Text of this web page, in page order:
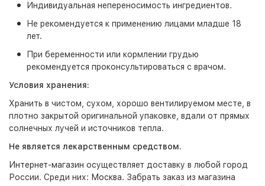
Индивидуальная непереносимость ингредиентов.
Не рекомендуется к применению лицами младше 18
лет.
При беременности или кормлении грудью
рекомендуется проконсультироваться с врачом.
Условия хранения:
Хранить в чистом, сухом, хорошо вентилируемом месте, в
плотно закрытой оригинальной упаковке, вдали от прямых
солнечных лучей и источников тепла.
Не является лекарственным средством.
Интернет-магазин осуществляет доставку в любой город
России. Среди них: Москва. Забрать заказ из магазина